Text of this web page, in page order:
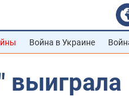
Война в Украине
выиграла